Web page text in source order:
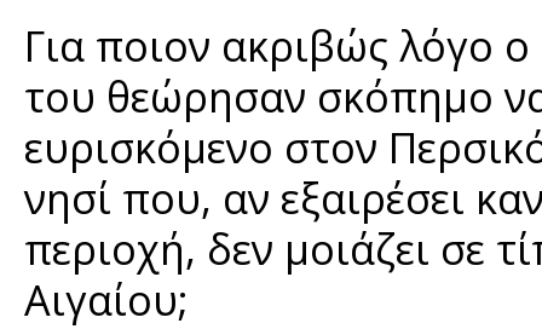
Για ποιον ακριβώς λόγο
του θεώρησαν σκόπημο
ευρισκόμενο στον
νησί που, αν εξαιρέσει
περιοχή, δεν μοιάζει σε
Αιγαίου;